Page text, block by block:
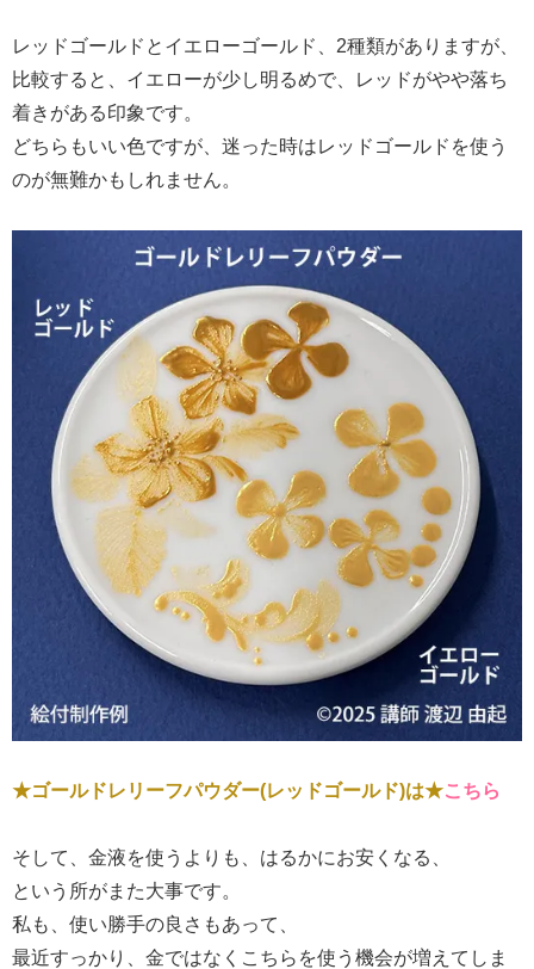
レッドゴールドとイエローゴールド、2種類がありますが、
比較すると、イエローが少し明るめで、レッドがやや落ち
着きがある印象です。
どちらもいい色ですが、迷った時はレッドゴールドを使う
のが無難かもしれません。
★ゴールドレリーフパウダー(レッドゴールド)は★こちら
そして、金液を使うよりも、はるかにお安くなる、
という所がまた大事です。
私も、使い勝手の良さもあって、
最近すっかり、金ではなくこちらを使う機会が増えてしま